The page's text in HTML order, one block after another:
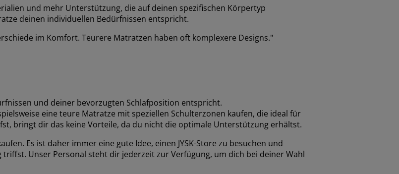
und mehr Unterstützung, die auf deinen spezifischen Körpertyp
deinen individuellen Bedürfnissen entspricht.
im Komfort. Teurere Matratzen haben oft komplexere Designs."
und deiner bevorzugten Schlafposition entspricht.
eine teure Matratze mit speziellen Schulterzonen kaufen, die ideal für
bringt dir das keine Vorteile, da du nicht die optimale Unterstützung erhältst.
Es ist daher immer eine gute Idee, einen JYSK-Store zu besuchen und
Unser Personal steht dir jederzeit zur Verfügung, um dich bei deiner Wahl